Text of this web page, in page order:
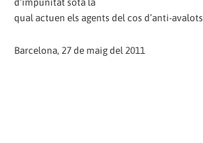
qual actuen els agents del cos d’anti-
Barcelona, 27 de maig del 2011